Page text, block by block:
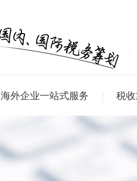
海外企业一站式服务 税